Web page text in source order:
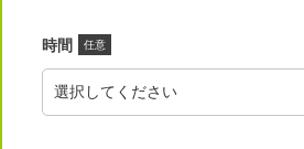
時間 任意